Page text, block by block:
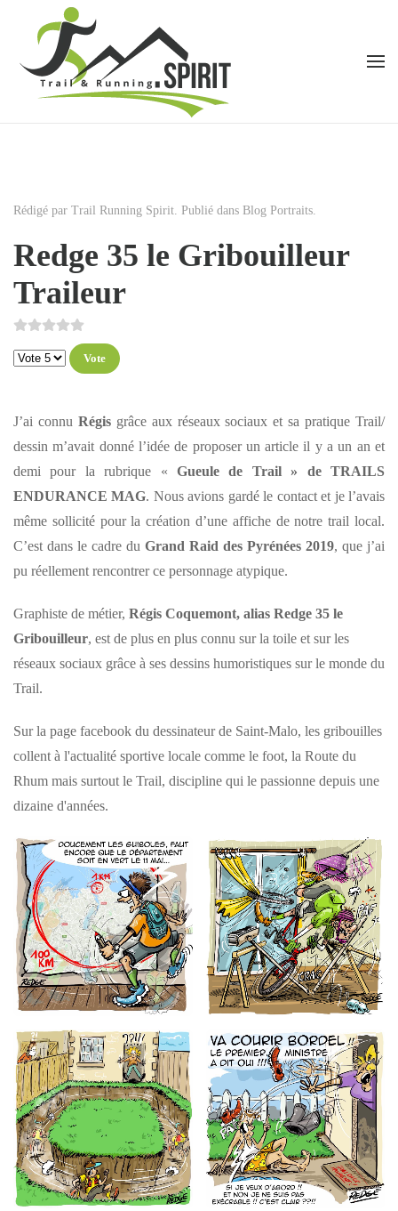
Accéder au contenu principal
Rédigé par Trail Running Spirit. Publié dans Blog Portraits.
Redge 35 le Gribouilleur
Traileur
Veuillez voter
J’ai connu Régisgrâce aux réseaux sociaux et sa pratique Trail/
dessin m’avait donné l’idée de proposer un article il y a un an et
demi pour la rubrique « Gueule de Trail » de TRAILS
ENDURANCE MAG. Nous avions gardé le contact et je l’avais
même sollicité pour la création d’une affiche de notre trail local.
C’est dans le cadre du Grand Raid des Pyrénées 2019, que j’ai
pu réellement rencontrer ce personnage atypique.
Graphiste de métier, Régis Coquemont, alias Redge 35 le
Gribouilleur, est de plus en plus connu sur la toile et sur les
réseaux sociaux grâce à ses dessins humoristiques sur le monde du
Trail.
Sur la page facebook du dessinateur de Saint-Malo, les gribouilles
collent à l'actualité sportive locale comme le foot, la Route du
Rhum mais surtout le Trail, discipline qui le passionne depuis une
dizaine d'années.
REDGE 35 - LE
GRIBOUILLEUR
REDGE 35 - LE
GRIBOUILLEUR
REDGE 35 - LE
GRIBOUILLEUR
REDGE 35 - LE
GRIBOUILLEUR